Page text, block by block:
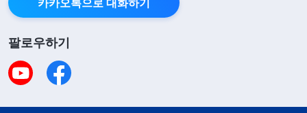
카카오톡으로 대화하기
팔로우하기